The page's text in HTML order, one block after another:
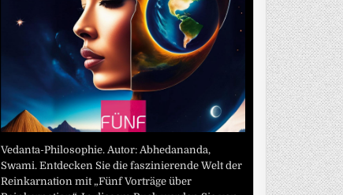
Vedanta-Philosophie. Autor: Abhedananda,
Swami. Entdecken Sie die faszinierende Welt der
Reinkarnation mit „Fünf Vorträge über